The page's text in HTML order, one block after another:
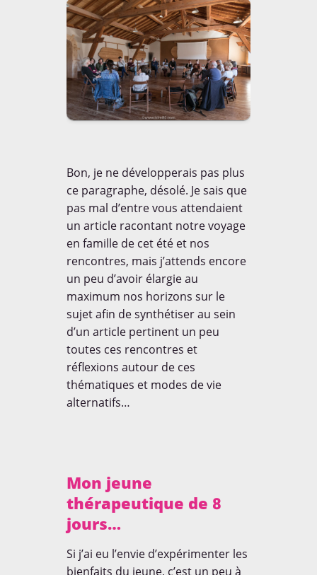
Bon, je ne développerais pas plus
ce paragraphe, désolé. Je sais que
pas mal d’entre vous attendaient
un article racontant notre voyage
en famille de cet été et nos
rencontres, mais j’attends encore
un peu d’avoir élargie au
maximum nos horizons sur le
sujet afin de synthétiser au sein
d’un article pertinent un peu
toutes ces rencontres et
réflexions autour de ces
thématiques et modes de vie
alternatifs…
Mon jeune
thérapeutique de 8
jours…
Si j’ai eu l’envie d’expérimenter les
bienfaits du jeune, c’est un peu à